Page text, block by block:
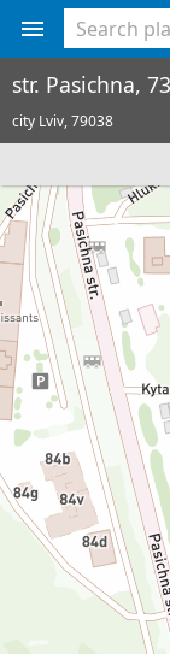
str. Pasichna, 73
city Lviv,79038
<%